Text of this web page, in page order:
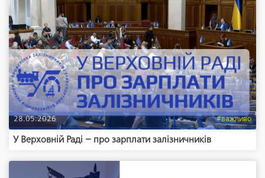
28.05.2026 #важливо
У Верховній Раді – про зарплати залізничників